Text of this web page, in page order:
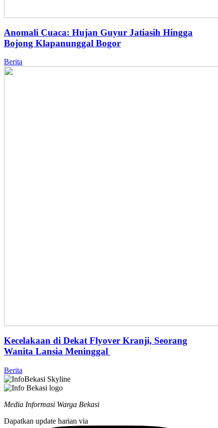
Anomali Cuaca: Hujan Guyur Jatiasih Hingga
Bojong Klapanunggal Bogor
Berita
Kecelakaan di Dekat Flyover Kranji, Seorang
Wanita Lansia Meninggal
Berita
Media Informasi Warga Bekasi
Dapatkan update harian via